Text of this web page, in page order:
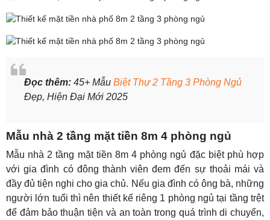
Đọc thêm: 45+ Mẫu Biệt Thự 2 Tầng 3 Phòng Ngủ
Đẹp, Hiện Đại Mới 2025
Mẫu nhà 2 tầng mặt tiền 8m 4 phòng ngủ
Mẫu nhà 2 tầng mặt tiền 8m 4 phòng ngủ đặc biệt phù hợp
với gia đình có đông thành viên đem đến sự thoải mái và
đầy đủ tiện nghi cho gia chủ. Nếu gia đình có ông bà, những
người lớn tuổi thì nên thiết kế riêng 1 phòng ngủ tại tầng trệt
để đảm bảo thuận tiện và an toàn trong quá trình di chuyển,